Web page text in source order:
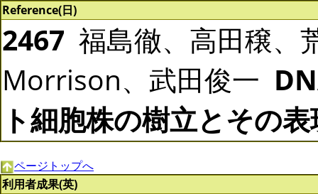
Reference(日)
2467 福島徹、高田穣、
Morrison、武田俊一
ト細胞株の樹立とその
ページトップへ
利用者成果(英)